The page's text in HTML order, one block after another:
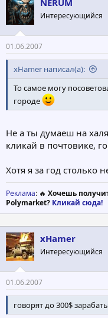
NERUM
Интересующийся
01.06.2007
xHamer написал(а):
То самое могу
городе
Не а ты думаеш на
кликай в почтовике,
Хотя я за год столько
Реклама: 🔥 Хочешь
Polymarket? Кликай сюда!
xHamer
Интересующийся
01.06.2007
говорят до 300$